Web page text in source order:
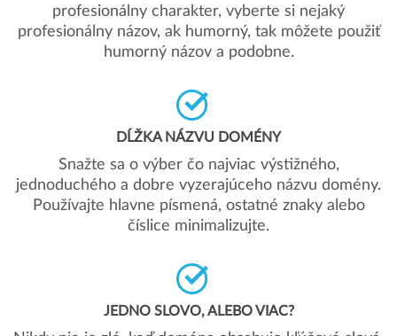
profesionálny charakter, vyberte si nejaký
profesionálny názov, ak humorný, tak môžete použiť
humorný názov a podobne.
DĹŽKA NÁZVU DOMÉNY
Snažte sa o výber čo najviac výstižného,
jednoduchého a dobre vyzerajúceho názvu domény.
Používajte hlavne písmená, ostatné znaky alebo
číslice minimalizujte.
JEDNO SLOVO, ALEBO VIAC?